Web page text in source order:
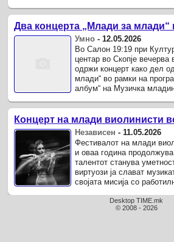
Два концерта „Млади за млади“
Умно - 12.05.2026
Во Салон 19:19 при
центар во Скопје вечерва
одржи концерт како дел
млади“ во рамки на
албум“ на Музичка
Концерт на млади виолинисти
Независен -11.05.2026
Фестивалот на млади
и оваа година
талентот станува
виртуози ја слават
својата мисија со
Desktop TIME.mk
© 2008 - 2026